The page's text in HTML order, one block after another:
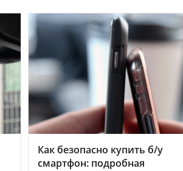
Как безопасно купить б/у
смартфон: подробная